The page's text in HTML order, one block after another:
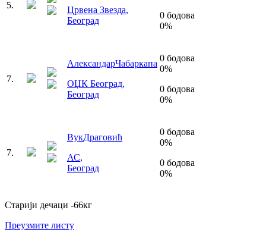
5.
Црвена Звезда,
Београд
0 бодова
0%
7.
АлександарЧабаркапа
ОЏК Београд,
Београд
0 бодова
0%
0 бодова
0%
7.
ВукДраговић
АС,
Београд
0 бодова
0%
0 бодова
0%
Старији дечаци -66кг
Преузмите листу